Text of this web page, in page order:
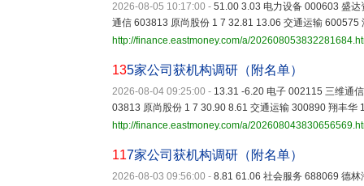
2026-08-05 10:17:00 - 51.00 3.03 电力设备 000603 盛
通信 603813 原尚股份 1 7 32.81 13.06 交通运输
http://finance.eastmoney.com/a/
135家公司获机构调研（附名单）
2026-08-04 09:25:00 - 13.31 -6.20 电子 002115 三维通
03813 原尚股份 1 7 30.90 8.61 交通运输 300890 翔丰华
http://finance.eastmoney.com/a/
117家公司获机构调研（附名单）
2026-08-03 09:56:00 - 8.81 61.06 社会服务 688069 德